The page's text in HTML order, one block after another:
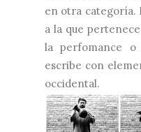
en otra categoría.
a la que
la perfomance
escribe con
occidental.